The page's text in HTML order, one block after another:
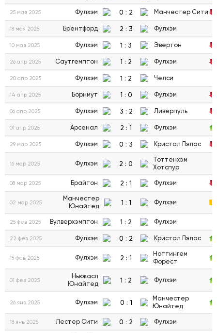
25 мая 2025 Фулхэм 0 : 2 Манчестер Сити
18 мая 2025 Брентфорд 2 : 3 Фулхэм
10 мая 2025 Фулхэм 1 : 3 Эвертон
26 апр 2025 Саутгемптон 1 : 2 Фулхэм
20 апр 2025 Фулхэм 1 : 2 Челси
14 апр 2025 Борнмут 1 : 0 Фулхэм
06 апр 2025 Фулхэм 3 : 2 Ливерпуль
01 апр 2025 Арсенал 2 : 1 Фулхэм
29 мар 2025 Фулхэм 0 : 3 Кристал Пэлас
16 мар 2025 Фулхэм 2 : 0
Тоттенхэм
Хотспур
08 мар 2025 Брайтон 2 : 1 Фулхэм
02 мар 2025
Манчестер
Юнайтед
1 : 1 Фулхэм
25 фев 2025 Вулверхэмптон 1 : 2 Фулхэм
22 фев 2025 Фулхэм 0 : 2 Кристал Пэлас
15 фев 2025 Фулхэм 2 : 1
Ноттингем
Форест
01 фев 2025
Ньюкасл
Юнайтед
1 : 2 Фулхэм
26 янв 2025 Фулхэм 0 : 1
Манчестер
Юнайтед
18 янв 2025 Лестер Сити 0 : 2 Фулхэм